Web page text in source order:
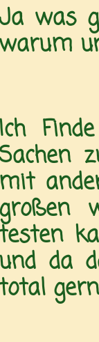
was
warum
Ich
mit
großen
und da